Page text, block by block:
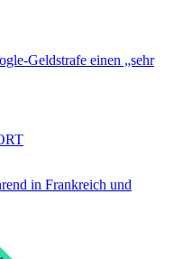
Geldstrafe einen „sehr
in Frankreich und